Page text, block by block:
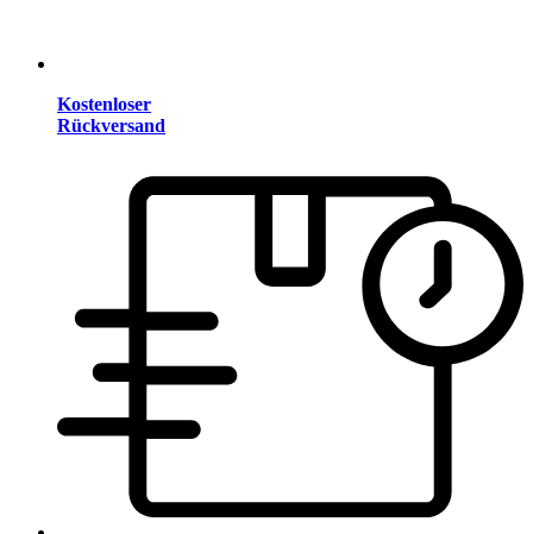
Kostenloser
Rückversand